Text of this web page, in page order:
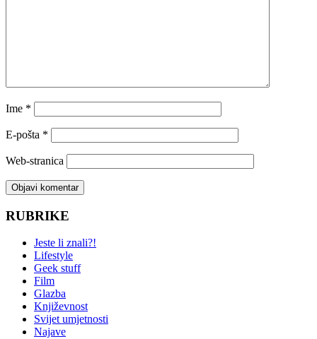
Ime *
E-pošta *
Web-stranica
RUBRIKE
Jeste li znali?!
Lifestyle
Geek stuff
Film
Glazba
Književnost
Svijet umjetnosti
Najave